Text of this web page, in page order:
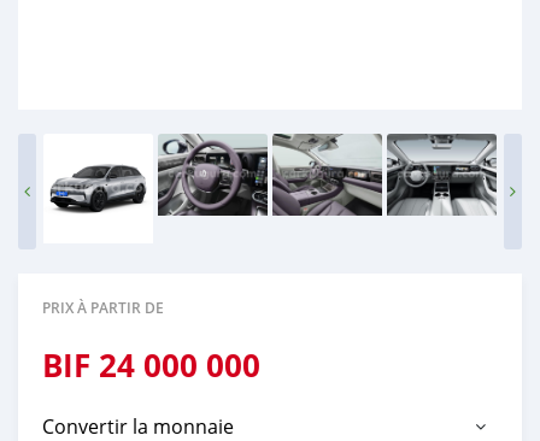
PRIX À PARTIR DE
BIF 24 000 000
Convertir la monnaie